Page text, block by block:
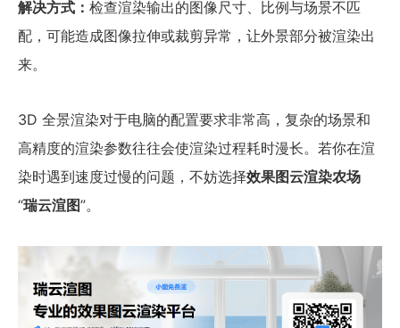
解决方式： 检查渲染输出的图像尺寸、比例与场景不匹
配，可能造成图像拉伸或裁剪异常，让外景部分被渲染出
来。
3D 全景渲染对于电脑的配置要求非常高，复杂的场景和
高精度的渲染参数往往会使渲染过程耗时漫长。若你在渲
染时遇到速度过慢的问题，不妨选择效果图云渲染农场
“瑞云渲图”。